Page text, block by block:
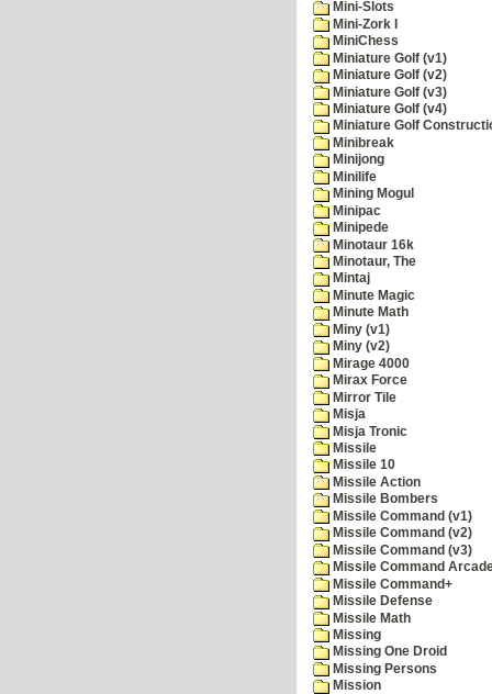
Mini-Slots
Mini-Zork I
MiniChess
Miniature Golf (v1)
Miniature Golf (v2)
Miniature Golf (v3)
Miniature Golf (v4)
Miniature Golf
Minibreak
Minijong
Minilife
Mining Mogul
Minipac
Minipede
Minotaur 16k
Minotaur, The
Mintaj
Minute Magic
Minute Math
Miny (v1)
Miny (v2)
Mirage 4000
Mirax Force
Mirror Tile
Misja
Misja Tronic
Missile
Missile 10
Missile Action
Missile Bombers
Missile Command (v1)
Missile Command (v2)
Missile Command (v3)
Missile Command
Missile Command+
Missile Defense
Missile Math
Missing
Missing One Droid
Missing Persons
Mission